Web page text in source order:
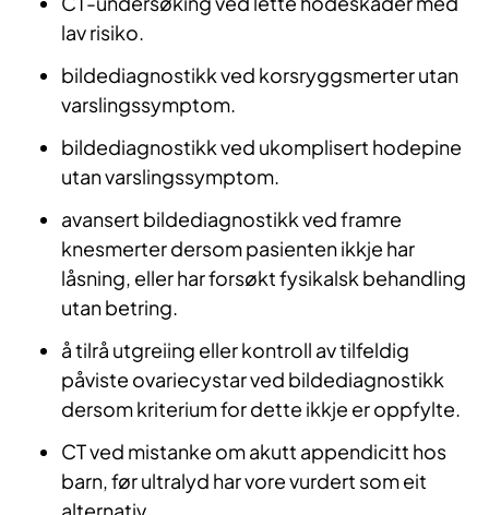
lav risiko.
bildediagnostikk ved korsryggsmerter utan
varslingssymptom.
bildediagnostikk ved ukomplisert hodepine
utan varslingssymptom.
avansert bildediagnostikk ved framre
knesmerter dersom pasienten ikkje har
låsning, eller har forsøkt fysikalsk behandling
utan betring.
å tilrå utgreiing eller kontroll av tilfeldig
påviste ovariecystar ved bildediagnostikk
dersom kriterium for dette ikkje er oppfylte.
CT ved mistanke om akutt appendicitt hos
barn, før ultralyd har vore vurdert som eit